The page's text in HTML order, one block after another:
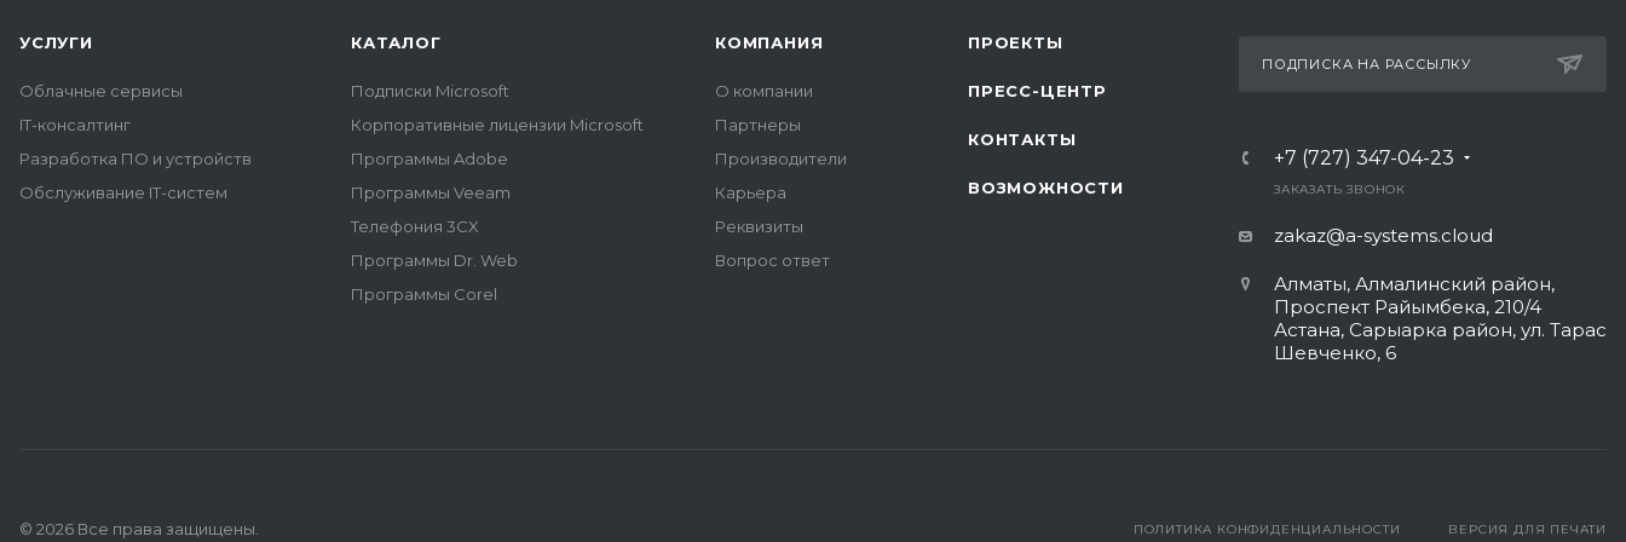
УСЛУГИ
Облачные сервисы
IT-консалтинг
Разработка ПО и устройств
Обслуживание IT-систем
КАТАЛОГ
Подписки Microsoft
Корпоративные лицензии Microsoft
Программы Adobe
Программы Veeam
Телефония 3CX
Программы Dr. Web
Программы Corel
КОМПАНИЯ
О компании
Партнеры
Производители
Карьера
Реквизиты
Вопрос ответ
ПРОЕКТЫ
ПРЕСС-ЦЕНТР
КОНТАКТЫ
ВОЗМОЖНОСТИ
ПОДПИСКА НА РАССЫЛКУ
+7 (727) 347-04-23
ЗАКАЗАТЬ ЗВОНОК
zakaz@a-systems.cloud
Алматы, ​Алмалинский район,
Проспект Райымбека, 210/4
Астана, Сарыарка район, ул. Тарас
Шевченко, 6​
ВЕРСИЯ ДЛЯ ПЕЧАТИ
ПОЛИТИКА КОНФИДЕНЦИАЛЬНОСТИ
© 2026 Все права защищены.